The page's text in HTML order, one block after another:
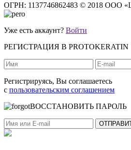
ОГРН: 1137746862483 © 2018 ООО
Уже есть аккаунт? Войти
РЕГИСТРАЦИЯ В PROTOKERATIN
Регистрируясь, Вы соглашаетесь
с пользовательским соглашением
ВОССТАНОВИТЬ ПАРОЛЬ